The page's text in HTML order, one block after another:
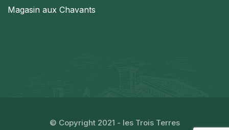
Magasin aux Chavants
© Copyright 2021 - les Trois Terres